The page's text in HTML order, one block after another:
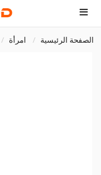
الصفحة الرئيسية امرأة